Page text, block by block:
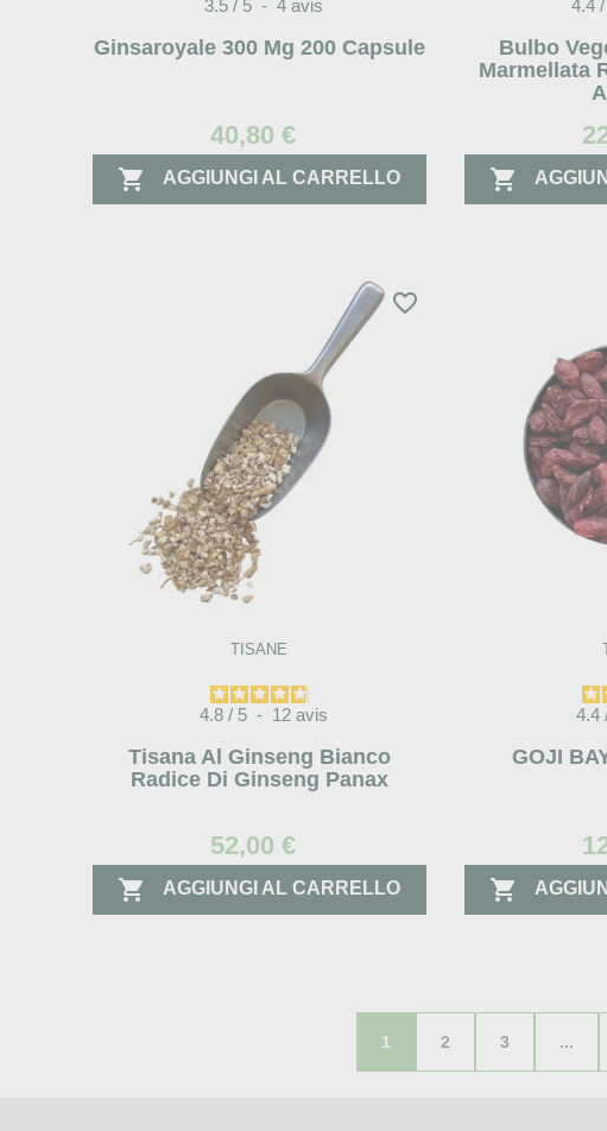
3.5 / 5 - 4avis
Ginsaroyale 300 Mg 200 Capsule
40,80 €
 AGGIUNGI AL CARRELLO
4.4 /
Bulbo
Marmellata

TISANE
4.8 / 5 - 12avis
Tisana Al Ginseng Bianco
Radice Di Ginseng Panax
52,00 €
 AGGIUNGI AL CARRELLO
favorite_border
4.4
GOJI

1 2 3 ...